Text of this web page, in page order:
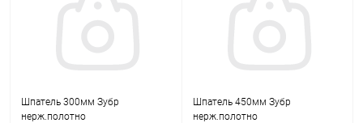
Шпатель 300мм Зубр
нерж.полотно
Шпатель 450мм Зубр
нерж.полотно